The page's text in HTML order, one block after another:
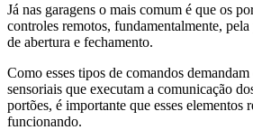
Já nas garagens o mais comum é que os
controles remotos, fundamentalmente,
de abertura e fechamento.
Como esses tipos de comandos
sensoriais que executam a comunicação
portões, é importante que esses elementos
funcionando.